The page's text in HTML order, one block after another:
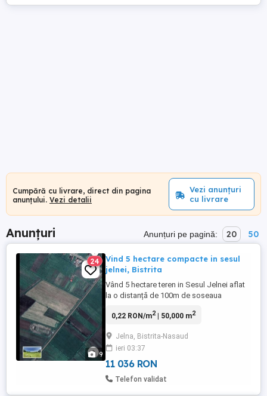
Cumpără cu livrare, direct din pagina
anunțului. Vezi detalii
Vezi anunțuri
cu livrare
Anunțuri Anunțuri pe pagină: 20 50
9
24
Vind 5 hectare compacte in sesul
jelnei, Bistrita
Vând 5 hectare teren in Sesul Jelnei aflat
la o distanță de 100m de soseaua
2,37hectare de închiriat. Terenul este
pe teren și canalizarea la 100m de teren.
Preț : 2100 euro ar Dacă sunteți interesat
va rog sa mă contactați ...
0,22 RON/m2| 50,000 m2
Jelna, Bistrita-Nasaud
ieri 03:37
11 036 RON
Telefon validat